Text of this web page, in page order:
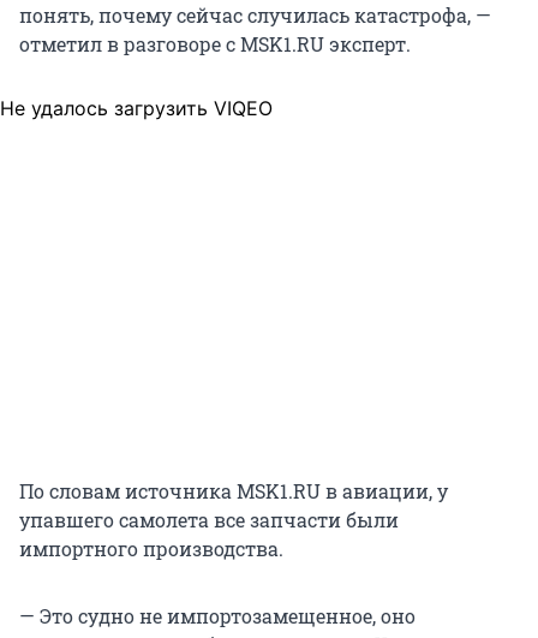
понять, почему сейчас случилась катастрофа, —
отметил в разговоре с MSK1.RU эксперт.
Не удалось загрузить VIQEO
По словам источника MSK1.RU в авиации, у
упавшего самолета все запчасти были
импортного производства.
— Это судно не импортозамещенное, оно